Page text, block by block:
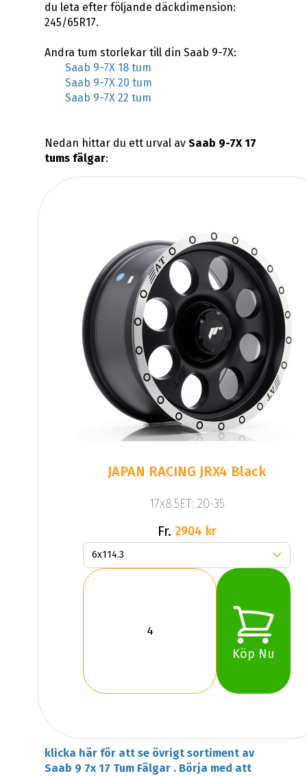
du leta efter följande däckdimension:
245/65R17.
Andra tum storlekar till din Saab 9-7X:
Saab 9-7X 18 tum
Saab 9-7X 20 tum
Saab 9-7X 22 tum
Nedan hittar du ett urval avSaab 9-7X 17
tums fälgar:
JAPAN RACING JRX4 Black
17x8.5ET: 20-35
Fr. 2904 kr
Köp Nu
klicka här för att se övrigt sortiment av
Saab 9 7x 17 Tum Fälgar . Börja med att